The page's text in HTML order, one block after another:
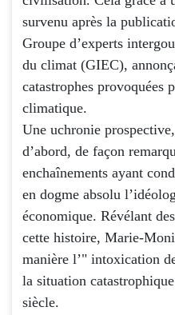
survenu après la
Groupe d’experts
du climat (GIEC),
catastrophes provoquées
climatique.
Une uchronie
d’abord, de façon
enchaînements ayant
en dogme absolu
économique. Révélant
cette histoire, Marie-
manière l’" intoxication
la situation
siècle.